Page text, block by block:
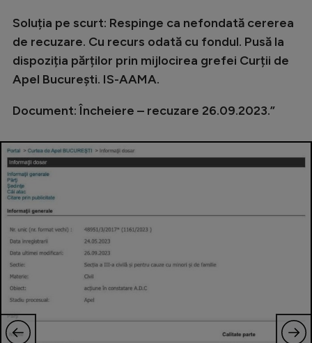
Intră în cont
Creează cont
Soluția pe scurt: Respinge ca nefondată cererea
de recuzare. Cu recurs odată cu fondul. Pusă la
dispoziția părților prin mijlocirea grefei Curții de
Apel București. IS-AAMA.
Document: Încheiere – recuzare 26.09.2023.”